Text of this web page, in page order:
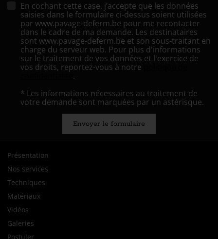
En cochant cette case, j’accepte que les données
saisies dans le formulaire ci-dessus soient utilisées
par www.pavage-deferm.be pour me recontacter
dans le cadre de ma demande. Les destinataires
sont www.pavage-deferm.be et son sous-traitant en
charge du serveur web. Pour plus d'informations
sur le traitement de vos données et l'exercice de
vos droits, reportez-vous à notre
.
* Les informations nécessaires au traitement de
votre demande sont marquées par un astérisque.
Envoyer le formulaire
Présentation
Nos services
Techniques
Matériaux
Vidéos
Galeries
Postuler